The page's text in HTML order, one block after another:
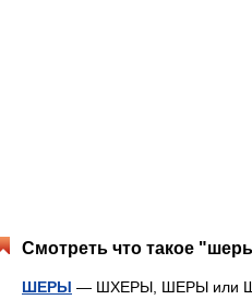
Смотреть что такое
ШЕРЫ — ШХЕРЫ, ШЕРЫ или